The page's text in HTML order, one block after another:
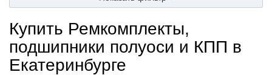
Купить Ремкомплекты,
подшипники полуоси и КПП в
Екатеринбурге